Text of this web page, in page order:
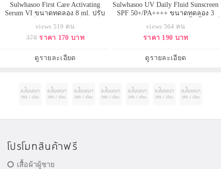
Sulwhasoo First Care Activating
Serum VI ขนาดทดลอง 8 ml. ปรับ
เซรั่มขั้นตอนแรกในการปรนนิบัติผิว
ฟื้นบำรุงและลดเลือนริ้วรอย ผสาน
Technology ช่วยผลัดเซลล์ผิวใหม่
เสริมเกราะป้องกันผิวให้ดีขึ้น
views 519 คน
370 ราคา 170 บาท
ดูรายละเอียด
Sulwhasoo UV Daily Fluid Sunscreen
SPF 50+/PA++++ ขนาดทดลอง 3
เบาสบาย ให้เกราะป้องกันที่กันน้ำ
และกันเหงื่อ ช่วยให้ผิวของคุณได้รับ
views 564 คน
ราคา 190 บาท
ดูรายละเอียด
โปรโมทสินค้าฟรี
เสื้อผ้าผู้ชาย